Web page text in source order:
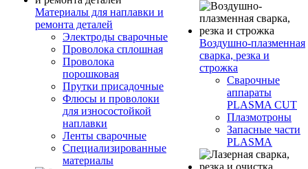
Материалы для наплавки и
ремонта деталей
Электроды сварочные
Проволока сплошная
Проволока
порошковая
Прутки присадочные
Флюсы и проволоки
для износостойкой
наплавки
Ленты сварочные
Специализированные
материалы
Воздушно-плазменная
сварка, резка и
строжка
Сварочные
аппараты
PLASMA CUT
Плазмотроны
Запасные части
PLASMA